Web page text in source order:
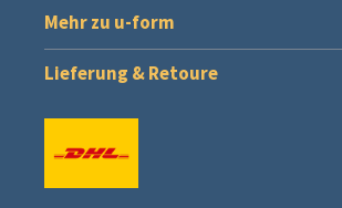
Mehr zu u-form
Lieferung & Retoure